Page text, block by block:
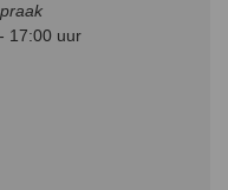
17:00 uur